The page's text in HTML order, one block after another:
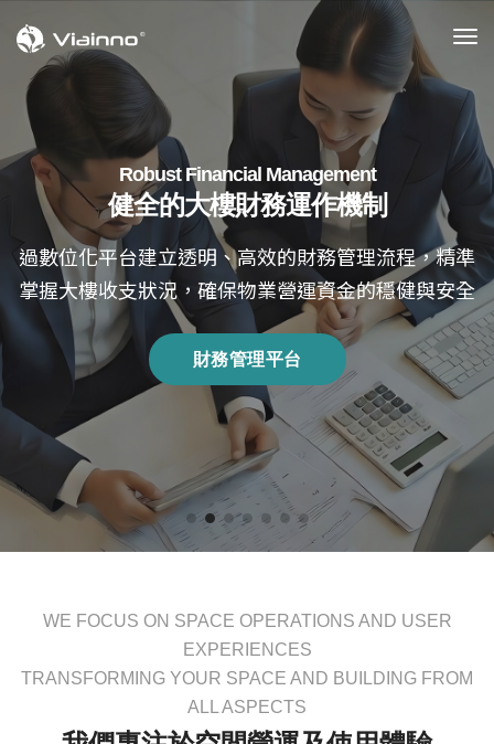
Robust Financial Management
健全的大樓財務運作機制
過數位化平台建立透明、高效的財務管理流程，精準
掌握大樓收支狀況，確保物業營運資金的穩健與安全
財務管理平台
WE FOCUS ON SPACE OPERATIONS AND USER
EXPERIENCES
TRANSFORMING YOUR SPACE AND BUILDING FROM
ALL ASPECTS